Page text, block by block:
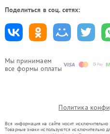
Мы принимаем
все формы оплаты
Поделиться в соц. сетях:
Политика
Вся информация на сайте носит исключительно
Товарные знаки используются исключительно